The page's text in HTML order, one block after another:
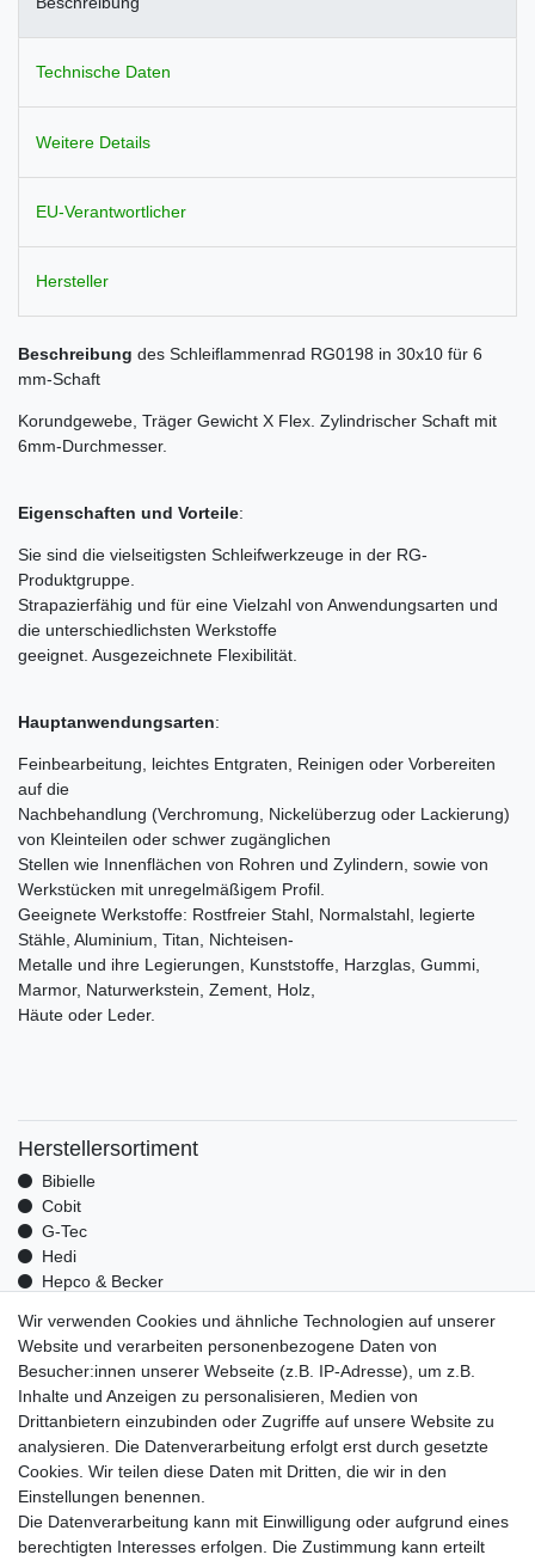
Technische Daten
Weitere Details
EU-Verantwortlicher
Hersteller
Beschreibung des Schleiflammenrad RG0198 in 30x10 für 6
mm-Schaft
Korundgewebe, Träger Gewicht X Flex. Zylindrischer Schaft mit
6mm-Durchmesser.
Eigenschaften und Vorteile:
Sie sind die vielseitigsten Schleifwerkzeuge in der RG-
Produktgruppe.
Strapazierfähig und für eine Vielzahl von Anwendungsarten und
die unterschiedlichsten Werkstoffe
geeignet. Ausgezeichnete Flexibilität.
Hauptanwendungsarten:
Feinbearbeitung, leichtes Entgraten, Reinigen oder Vorbereiten
auf die
Nachbehandlung (Verchromung, Nickelüberzug oder Lackierung)
von Kleinteilen oder schwer zugänglichen
Stellen wie Innenflächen von Rohren und Zylindern, sowie von
Werkstücken mit unregelmäßigem Profil.
Geeignete Werkstoffe: Rostfreier Stahl, Normalstahl, legierte
Stähle, Aluminium, Titan, Nichteisen-
Metalle und ihre Legierungen, Kunststoffe, Harzglas, Gummi,
Marmor, Naturwerkstein, Zement, Holz,
Häute oder Leder.
Herstellersortiment
Bibielle
Cobit
G-Tec
Hedi
Hepco & Becker
Optrel
Pressol
Telwin
Mehr über uns
Zahlungsarten
Versand
Kontakt
Unsere Kaufabwicklung ist durch SSL gesichert
Wir verwenden Cookies und ähnliche Technologien auf unserer
Website und verarbeiten personenbezogene Daten von
Besucher:innen unserer Webseite (z.B. IP-Adresse), um z.B.
Inhalte und Anzeigen zu personalisieren, Medien von
Drittanbietern einzubinden oder Zugriffe auf unsere Website zu
analysieren. Die Datenverarbeitung erfolgt erst durch gesetzte
Cookies. Wir teilen diese Daten mit Dritten, die wir in den
Einstellungen benennen.
Die Datenverarbeitung kann mit Einwilligung oder aufgrund eines
berechtigten Interesses erfolgen. Die Zustimmung kann erteilt